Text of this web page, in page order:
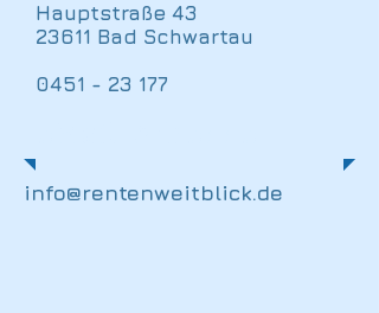
Hauptstraße 43
23611 Bad Schwartau
0451 - 23 177
info@rentenweitblick.de